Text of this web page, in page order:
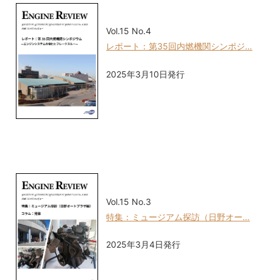
Vol.15 No.4
レポート：第35回内燃機関シンポジ…
2025年3月10日発行
Vol.15 No.3
特集：ミュージアム探訪（日野オー…
2025年3月4日発行